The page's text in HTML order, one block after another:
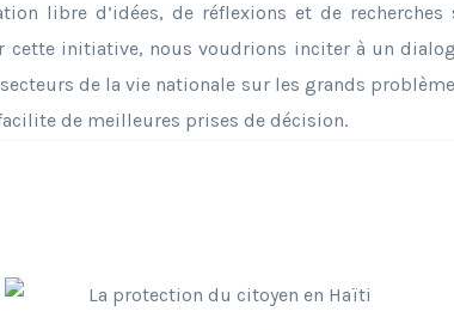
libre d’idées, de réflexions et de
initiative, nous voudrions inciter à un
de la vie nationale sur les grands
de meilleures prises de décision.